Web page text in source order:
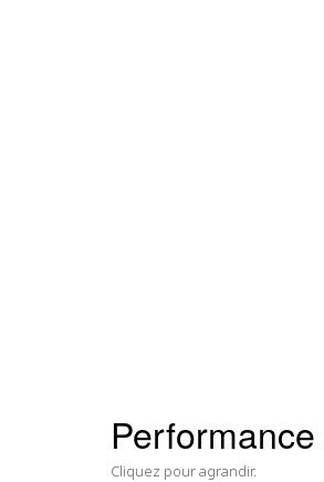
Performance
Cliquez pour agrandir.